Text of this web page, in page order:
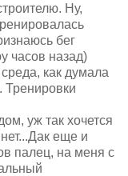
Ну,
бег
часов назад)
как думала
Тренировки
уж так хочется
еще и
палец, на меня с